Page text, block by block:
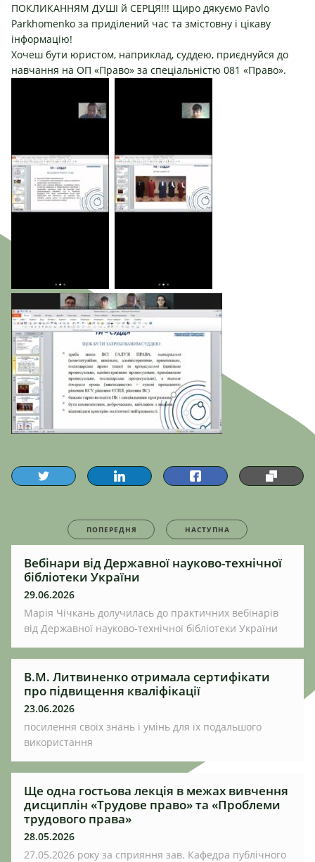
ПОКЛИКАННЯМ ДУШІ й СЕРЦЯ!!! Щиро дякуємо Pavlo
Parkhomenko за приділений час та змістовну і цікаву
інформацію!
Хочеш бути юристом, наприклад, суддею, приєднуйся до
навчання на ОП «Право» за спеціальністю 081 «Право».
ПОПЕРЕДНЯ НАСТУПНА
Вебінари від Державної науково-технічної
бібліотеки України
29.06.2026
Марія Чічкань долучилась до практичних вебінарів
від Державної науково-технічної бібліотеки України
В.М. Литвиненко отримала сертифікати
про підвищення кваліфікації
23.06.2026
посилення своїх знань і умінь для їх подальшого
використання
Ще одна гостьова лекція в межах вивчення
дисциплін «Трудове право» та «Проблеми
трудового права»
28.05.2026
27.05.2026 року за сприяння зав. Кафедра публічного